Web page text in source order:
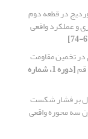
در قطعه دوم
و عملکرد واقعی
در تخمین مقاومت
[دوره 1، شماره
بر فشار شکست
محوره واقعی